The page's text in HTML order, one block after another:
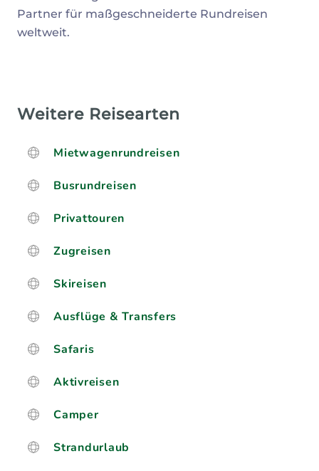
Partner für maßgeschneiderte Rundreisen
weltweit.
Weitere Reisearten
Mietwagenrundreisen
Busrundreisen
Privattouren
Zugreisen
Skireisen
Ausflüge & Transfers
Safaris
Aktivreisen
Camper
Strandurlaub